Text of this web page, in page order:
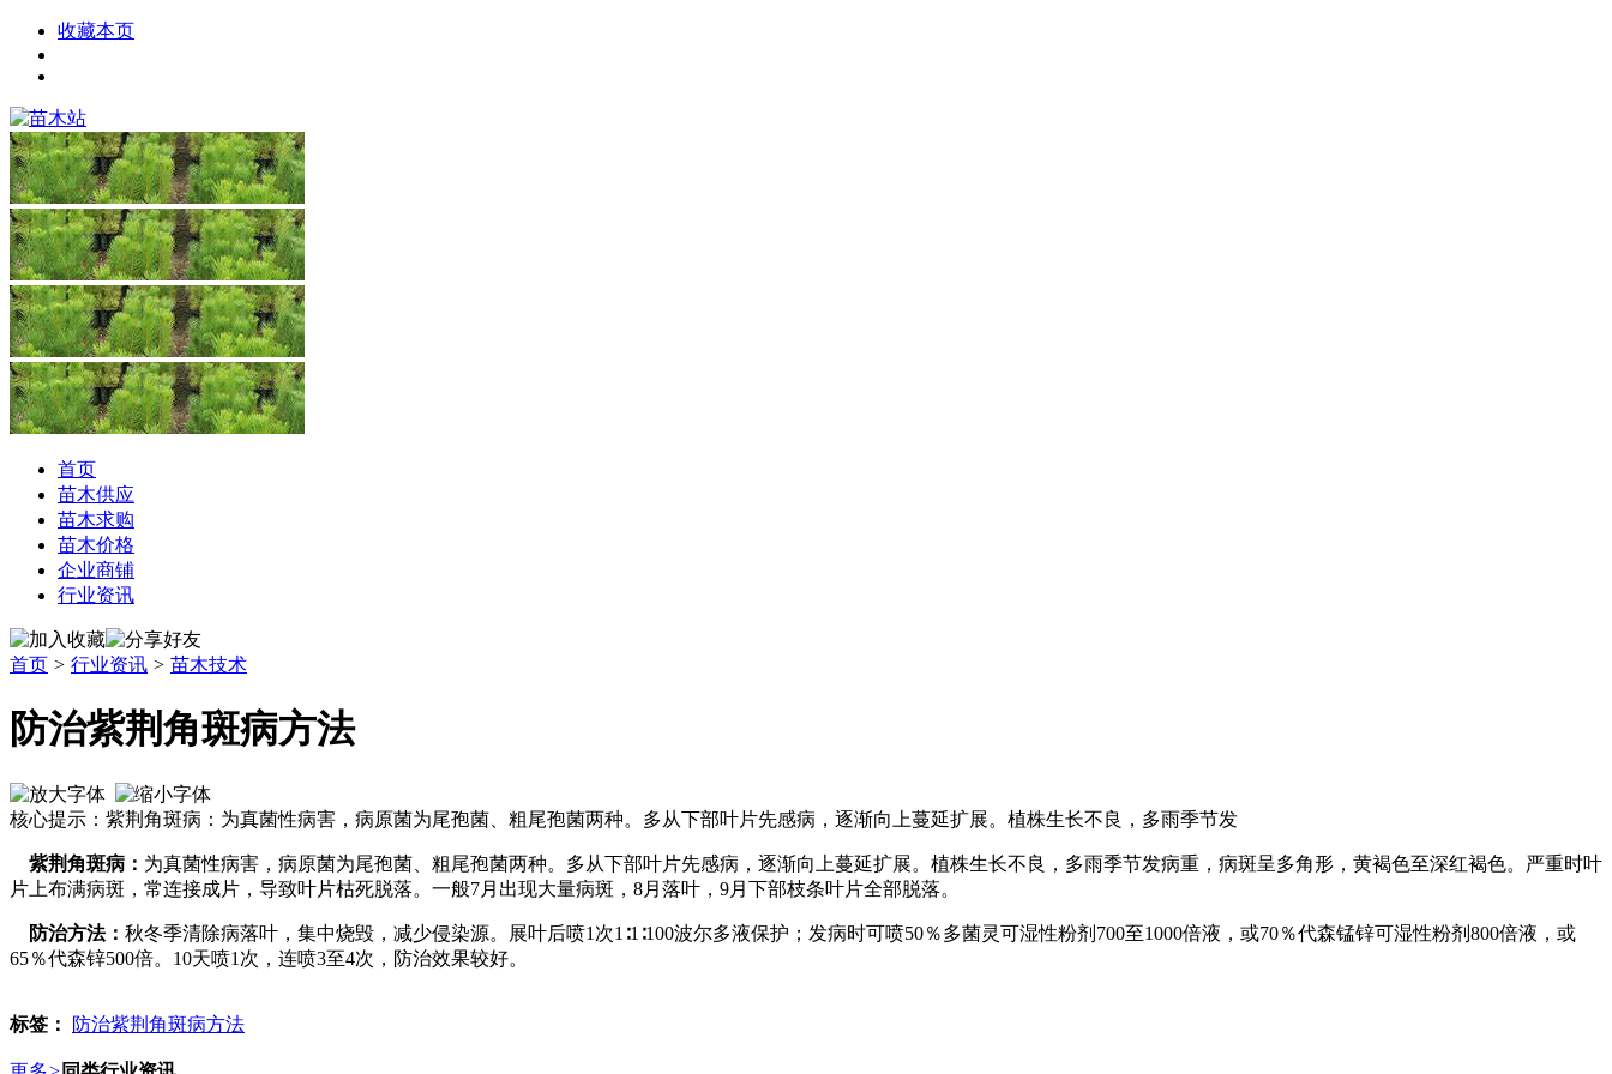
收藏本页
首页
苗木供应
苗木求购
苗木价格
企业商铺
行业资讯
首页 > 行业资讯 > 苗木技术
防治紫荆角斑病方法
核心提示：紫荆角斑病：为真菌性病害，病原菌为尾孢菌、粗尾孢菌两种。多从下部叶片先感病，逐渐向上蔓延扩展。植株生长不良，多雨季节发
紫荆角斑病： 为真菌性病害，病原菌为尾孢菌、粗尾孢菌两种。多从下部叶片先感病，逐渐向上蔓延扩展。植株生长不良，多雨季节发病重，病斑呈多角形，黄褐色至深红褐色。严重时叶
片上布满病斑，常连接成片，导致叶片枯死脱落。一般7月出现大量病斑，8月落叶，9月下部枝条叶片全部脱落。
防治方法： 秋冬季清除病落叶，集中烧毁，减少侵染源。展叶后喷1次1∶1∶100波尔多液保护；发病时可喷50％多菌灵可湿性粉剂700至1000倍液，或70％代森锰锌可湿性粉剂800倍液，或
65％代森锌500倍。10天喷1次，连喷3至4次，防治效果较好。
标签： 防治紫荆角斑病方法